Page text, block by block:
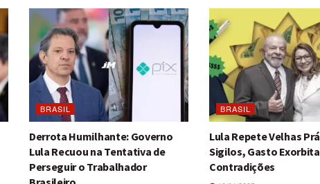
BRASIL
Derrota Humilhante: Governo
Lula Recuou na Tentativa de
Perseguir o Trabalhador
BRASIL
Lula Repete Velhas
Sigilos, Gasto
Contradições